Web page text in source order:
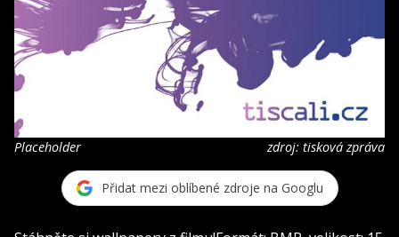
Placeholder zdroj: tisková zpráva
Přidat mezi oblíbené zdroje na Googlu